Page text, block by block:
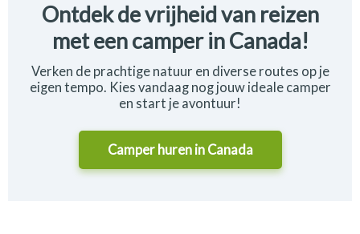
Ontdek de vrijheid van reizen
met een camper in Canada!
Verken de prachtige natuur en diverse routes op je
eigen tempo. Kies vandaag nog jouw ideale camper
en start je avontuur!
Camper huren in Canada